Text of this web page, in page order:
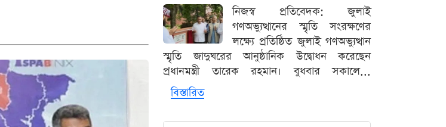
নিজস্ব প্রতিবেদক: জুলাই
গণঅভ্যুত্থানের স্মৃতি সংরক্ষণের
লক্ষ্যে প্রতিষ্ঠিত জুলাই গণঅভ্যুত্থান
স্মৃতি জাদুঘরের আনুষ্ঠানিক উদ্বোধন করেছেন
প্রধানমন্ত্রী তারেক রহমান। বুধবার সকালে...
বিস্তারিত